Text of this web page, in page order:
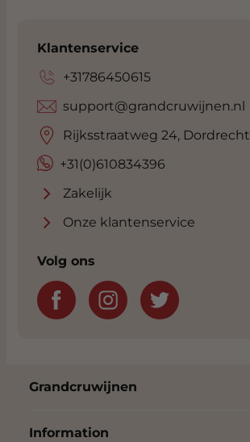
Klantenservice
+31786450615
+31(0)610834396
support@grandcruwijnen.nl
Rijksstraatweg 24, Dordrecht
Zakelijk
Onze klantenservice
Volg ons
Grandcruwijnen
Information